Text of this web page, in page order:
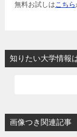
無料お試しはこちら
知りたい大学情報
画像つき関連記事